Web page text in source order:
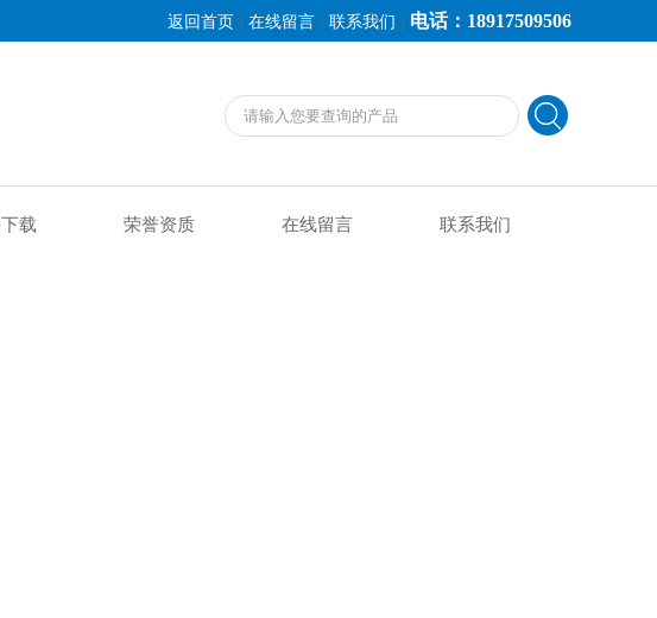
返回首页 | 在线留言 | 联系我们 | 电话：18917509506
载 荣誉资质 在线留言 联系我们